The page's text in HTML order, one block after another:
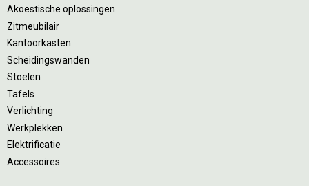
Akoestische oplossingen
Zitmeubilair
Kantoorkasten
Scheidingswanden
Stoelen
Tafels
Verlichting
Werkplekken
Elektrificatie
Accessoires